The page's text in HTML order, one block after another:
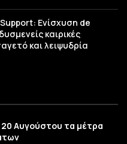
Ενίσχυση de
καιρικές
και λειψυδρία
Αυγούστου τα μέτρα